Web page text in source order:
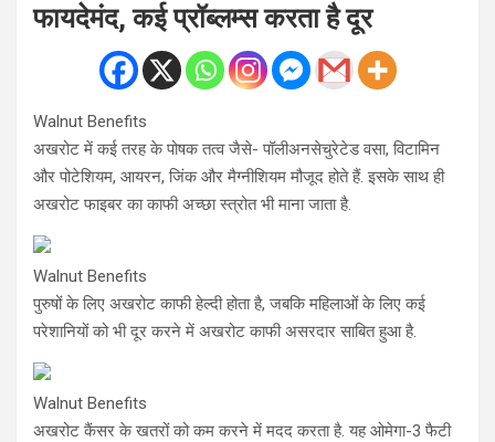
फायदेमंद, कई प्रॉब्लम्स करता है दूर
Walnut Benefits
अखरोट में कई तरह के पोषक तत्व जैसे- पॉलीअनसेचुरेटेड वसा, विटामिन
और पोटेशियम, आयरन, जिंक और मैग्नीशियम मौजूद होते हैं. इसके साथ ही
अखरोट फाइबर का काफी अच्छा स्त्रोत भी माना जाता है.
Walnut Benefits
पुरुषों के लिए अखरोट काफी हेल्दी होता है, जबकि महिलाओं के लिए कई
परेशानियों को भी दूर करने में अखरोट काफी असरदार साबित हुआ है.
Walnut Benefits
अखरोट कैंसर के खतरों को कम करने में मदद करता है. यह ओमेगा-3 फैटी